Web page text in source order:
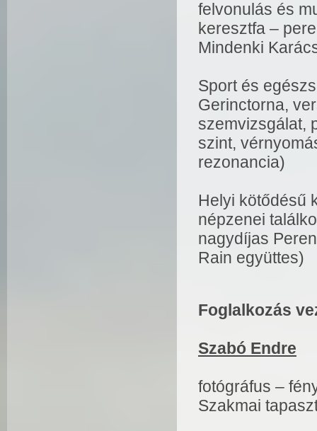
felvonulás és
keresztfa –
Mindenki
Sport és
Gerinctorna,
szemvizsgálat,
szint,
rezonancia)
Helyi kötődésű
népzenei
nagydíjas
Rain együttes)
Foglalkozás
Szabó Endre
fotógráfus –
Szakmai